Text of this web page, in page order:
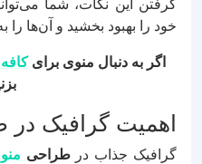
گرفتن این نکات، شما
خود را بهبود بخشید و آن‌ها
اگر به دنبال منوی برای
اهمیت گرافیک در
گرافیک جذاب درطراحی